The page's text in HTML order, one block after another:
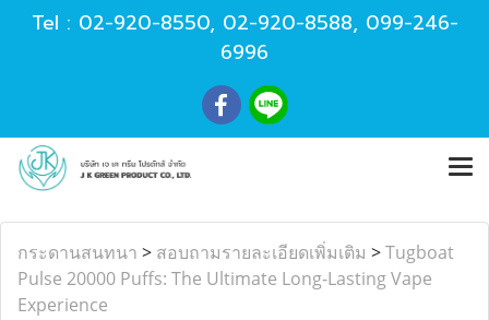
Tel : 02-920-8550, 02-920-8588, 099-246-
6996
กระดานสนทนา > สอบถามรายละเอียดเพิ่มเติม >Tugboat
Pulse 20000 Puffs: The Ultimate Long-Lasting Vape
Experience